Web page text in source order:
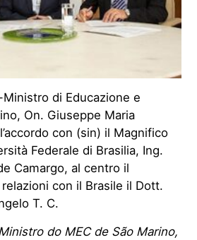
Ministro di Educazione e
On. Giuseppe Maria
con (sin) il Magnifico
Federale di Brasilia, Ing.
Camargo, al centro il
con il Brasile il Dott.
T. C.
do MEC de São Marino,